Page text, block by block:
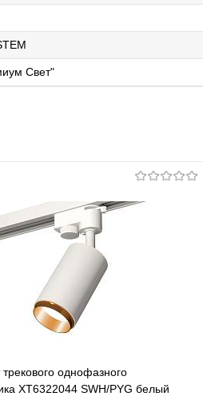
Свет"
однофазного
XT6322044 SWH/PYG белый